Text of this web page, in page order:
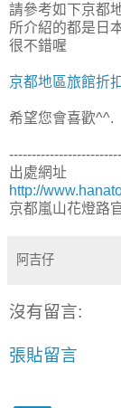
請參考如下京都
所介紹的都是日
很不錯喔
京都地區旅館折
希望您會喜歡^^.
出處網址
http://
京都嵐山花燈路
阿吉仔
沒有留言:
張貼留言